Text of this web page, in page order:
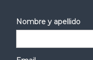
Nombre y apellido